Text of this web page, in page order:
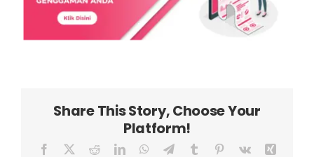
Share This Story, Choose Your
Platform!
Facebook RedditLinkedInWhatsApp
TelegramTumblr Pinterest
Vk